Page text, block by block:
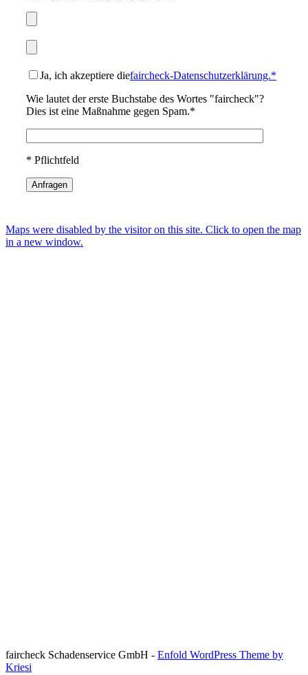
Ja, ich akzeptiere diefaircheck-Datenschutzerklärung.*
Wie lautet der erste Buchstabe des Wortes "faircheck"?
Dies ist eine Maßnahme gegen Spam.*
* Pflichtfeld
Maps were disabled by the visitor on this site. Click to open the map
in a new window.
faircheck Schadenservice GmbH - Enfold WordPress Theme by
Kriesi